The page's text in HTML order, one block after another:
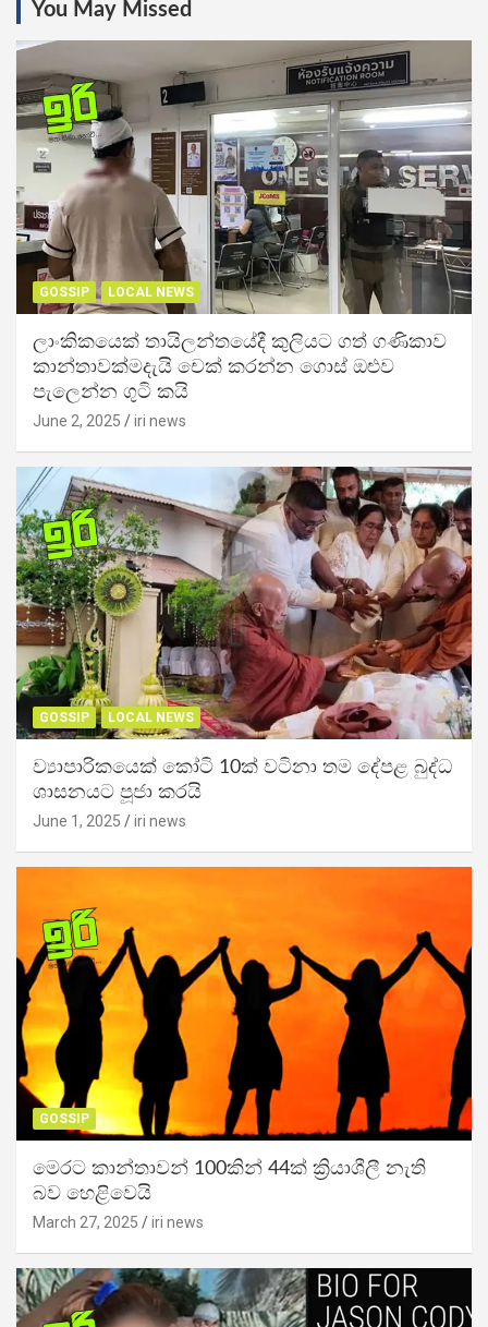
You May Missed
GOSSIP LOCAL NEWS
ලාංකිකයෙක් තායිලන්තයේදී කුලියට ගත් ගණිකාව
කාන්තාවක්මදැයි චෙක් කරන්න ගොස් ඔළුව
පැලෙන්න ගුටි කයි
June 2, 2025 iri news
GOSSIP LOCAL NEWS
ව්‍යාපාරිකයෙක් කෝටි 10ක් වටිනා තම දේපළ බුද්ධ
ශාසනයට පූජා කරයි
June 1, 2025 iri news
GOSSIP
මෙරට කාන්තාවන් 100කින් 44ක් ක්‍රියාශීලී නැති
බව හෙළිවෙයි
March 27, 2025 iri news